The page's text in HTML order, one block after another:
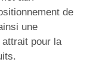
de
une
pour la